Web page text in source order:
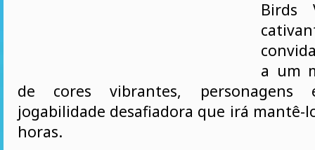
Birds
a um
de cores vibrantes, personagens
jogabilidade desafiadora que irá
horas.